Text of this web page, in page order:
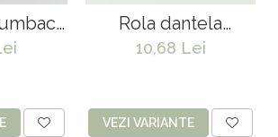
cm
Rola dantela
29m*3.7cm
10,68 Lei
VEZI VARIANTE